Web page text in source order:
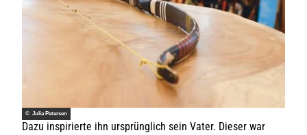
© Julia Petersen
Dazu inspirierte ihn ursprünglich sein Vater. Dieser war